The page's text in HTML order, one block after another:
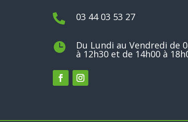
 03 44 03 53 27
 Du Lundi au Vendredi de
à 12h30 et de 14h00 à